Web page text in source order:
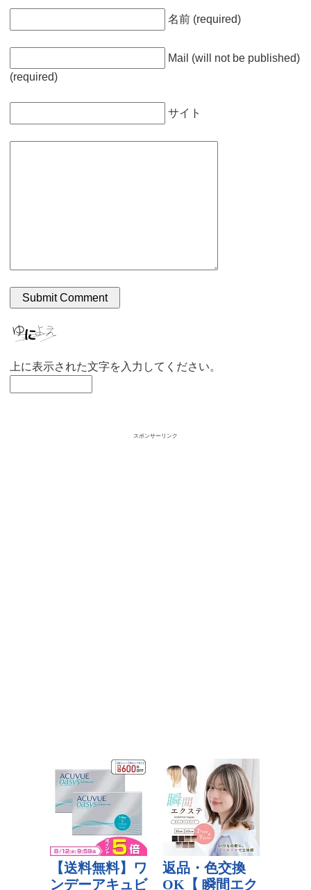
名前 (required)
Mail (will not be published)
(required)
サイト
上に表示された文字を入力してください。
スポンサーリンク